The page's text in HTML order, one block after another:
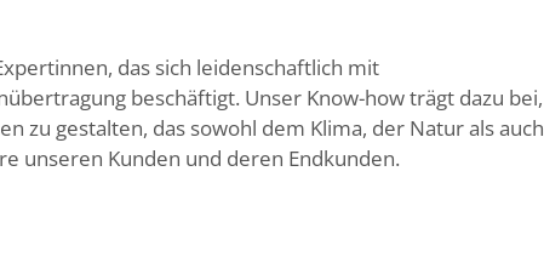
das sich leidenschaftlich mit
beschäftigt. Unser Know-how trägt dazu bei,
zu gestalten, das sowohl dem Klima, der Natur als auch
unseren Kunden und deren Endkunden.